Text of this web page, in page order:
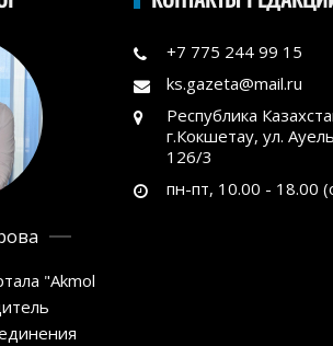
"Akmol
+7 775 244 99 15
ks.gazeta@mail.ru
Республика
г.Кокшетау, ул.
126/3
пн-пт, 10.00 - 18.00